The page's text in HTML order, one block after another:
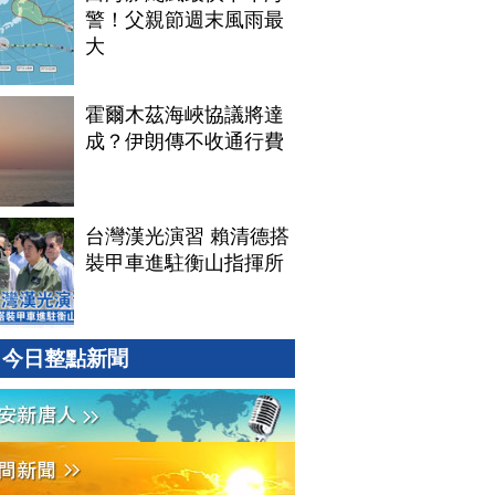
警！父親節週末風雨最
大
霍爾木茲海峽協議將達
成？伊朗傳不收通行費
台灣漢光演習 賴清德搭
裝甲車進駐衡山指揮所
今日整點新聞